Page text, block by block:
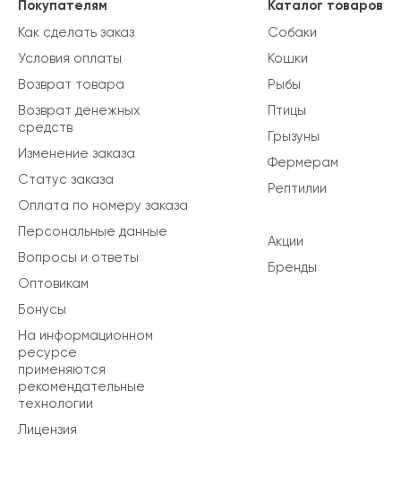
Каталог товаров
Собаки
Кошки
Рыбы
Птицы
Грызуны
Фермерам
Рептилии
Акции
Бренды
Покупателям
Как сделать заказ
Условия оплаты
Возврат товара
Возврат денежных
средств
Изменение заказа
Статус заказа
Оплата по номеру заказа
Персональные данные
Вопросы и ответы
Оптовикам
Бонусы
На информационном
ресурсе
применяются
рекомендательные
технологии
Лицензия